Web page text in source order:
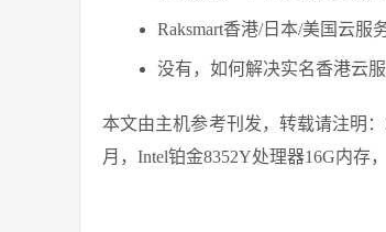
Raksmart香港/日本/美国云服
没有，如何解决实名香港云
本文由主机参考刊发，转载请注明
月，Intel铂金8352Y处理器16G内存